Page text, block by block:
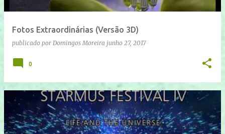
Fotos Extraordinárias (Versão 3D)
publicado por Domingos Moreira junho 27, 2017
0